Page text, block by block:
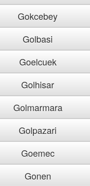
Gokcebey
Golbasi
Goelcuek
Golhisar
Golmarmara
Golpazari
Goemec
Gonen